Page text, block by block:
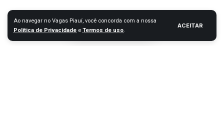
Ao navegar no Vagas Piauí, você concorda com a nossa
Política de Privacidade e Termos de uso.
ACEITAR